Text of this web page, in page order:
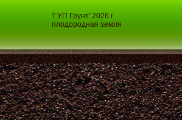
'ГУП Грунт' 2026 г
плодородная земля